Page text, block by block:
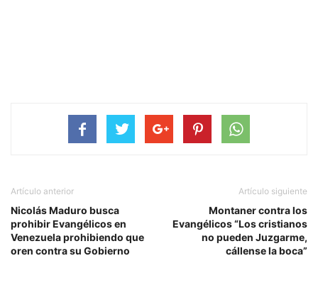
Artículo anterior
Nicolás Maduro busca
prohibir Evangélicos en
Venezuela prohibiendo que
oren contra su Gobierno
Artículo siguiente
Montaner contra los
Evangélicos “Los cristianos
no pueden Juzgarme,
cállense la boca”